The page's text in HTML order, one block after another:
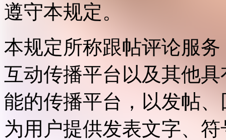
遵守本规定。
本规定所称跟帖评论服
互动传播平台以及其他
能的传播平台，以发帖
为用户提供发表文字、